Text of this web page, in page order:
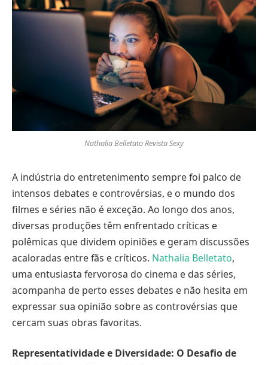
Nathalia Belletato Revista Sexy
A indústria do entretenimento sempre foi palco de
intensos debates e controvérsias, e o mundo dos
filmes e séries não é exceção. Ao longo dos anos,
diversas produções têm enfrentado críticas e
polêmicas que dividem opiniões e geram discussões
acaloradas entre fãs e críticos. Nathalia Belletato,
uma entusiasta fervorosa do cinema e das séries,
acompanha de perto esses debates e não hesita em
expressar sua opinião sobre as controvérsias que
cercam suas obras favoritas.
Representatividade e Diversidade: O Desafio de